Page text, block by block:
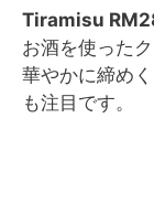
Tiramisu
お酒を使った
華やかに締め
も注目です。